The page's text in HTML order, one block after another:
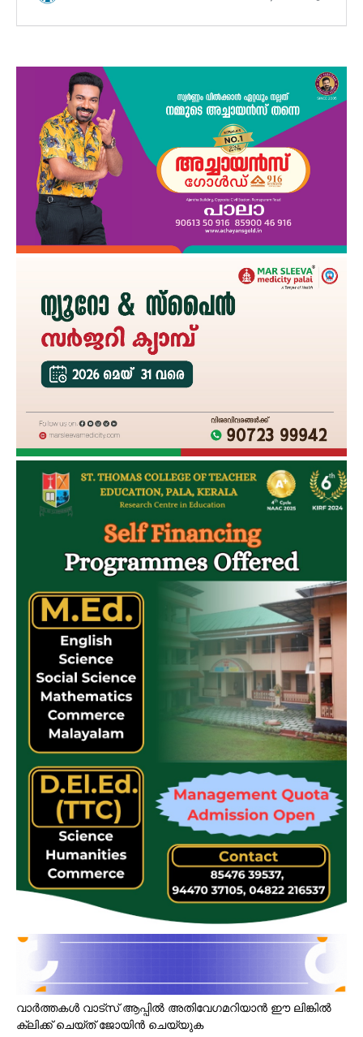
വാർത്തകൾ വാട്സ് ആപ്പിൽ അതിവേഗമറിയാൻ ഈ ലിങ്കിൽ
ക്ലിക്ക് ചെയ്ത് ജോയിൻ ചെയ്യുക